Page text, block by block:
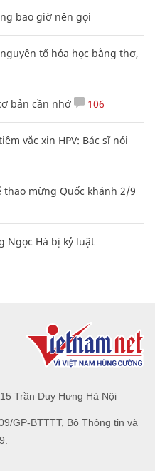
bao giờ nên gọi
tố hóa học bằng thơ,
bản cần nhớ 106
vắc xin HPV: Bác sĩ nói
mừng Quốc khánh 2/9
Ngọc Hà bị kỷ luật
Trần Duy Hưng Hà Nội
GP-BTTTT, Bộ Thông tin và